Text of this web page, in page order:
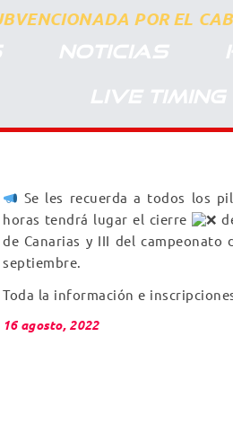
POR EL
NOTICIAS
LIVE TIMING
Se les recuerda a todos los
horas tendrá lugar el cierre
de Canarias y III del campeonato
septiembre.
Toda la información e
16 agosto, 2022